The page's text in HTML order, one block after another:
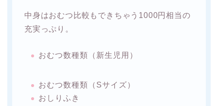
中身はおむつ比較もできちゃう1000円相当の
充実っぷり。
おむつ数種類（新生児用）
おむつ数種類（Sサイズ）
おしりふき